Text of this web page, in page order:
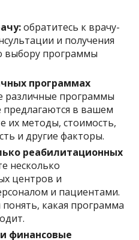
обратитесь к врачу-
и получения
выбору программы
программах
различные программы
предлагаются в вашем
их методы, стоимость,
и другие факторы.
реабилитационных
несколько
центров и
и пациентами.
какая программа
финансовые